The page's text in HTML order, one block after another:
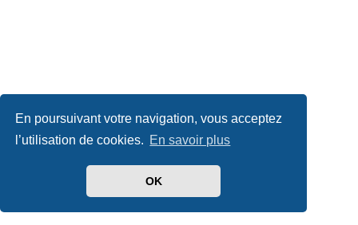
En poursuivant votre navigation, vous acceptez
l’utilisation de cookies. En savoir plus
OK